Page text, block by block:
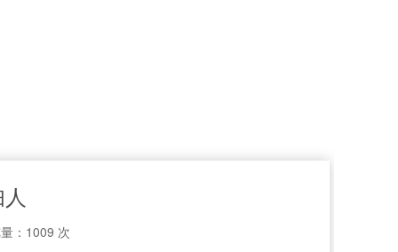
：1009 次